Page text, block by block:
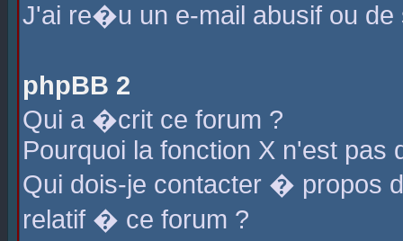
J'ai re�u un e-mail abusif ou de
phpBB 2
Qui a �crit ce forum ?
Pourquoi la fonction X n'est pas
Qui dois-je contacter � propos
relatif � ce forum ?